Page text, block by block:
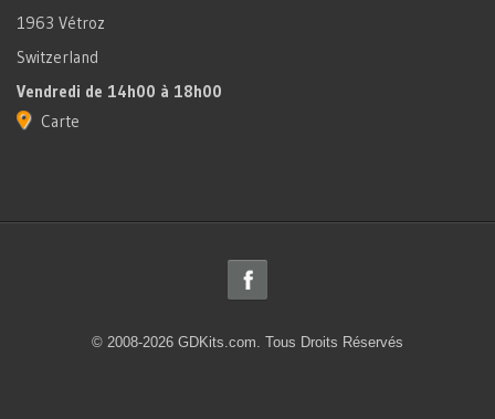
1963 Vétroz
Switzerland
Vendredi de 14h00 à 18h00
Carte
© 2008-2026 GDKits.com. Tous Droits Réservés